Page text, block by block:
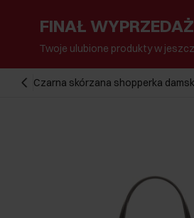
FINAŁ
Twoje ulubione produkty w
Czarna skórzana shopperka